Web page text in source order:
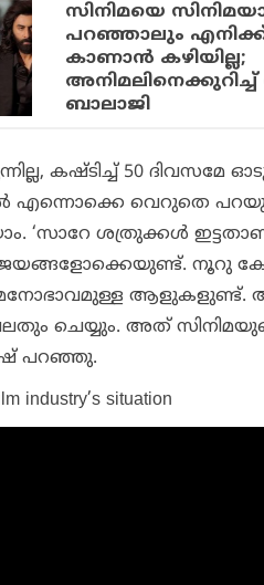
സിനിമയെ
പറഞ്ഞാലും
കാണാന്‍ കഴിയില്ല;
ബാലാജി
കഷ്ടിച്ച് 50 ദിവസമേ
എന്നൊക്കെ വെറുതെ
‘സാറേ ശത്രുക്കൾ
നൂറു
മനോഭാവമുള്ള ആളുകളുണ്ട്.
ചെയ്യും. അത്
പറഞ്ഞു.
industry’s situation